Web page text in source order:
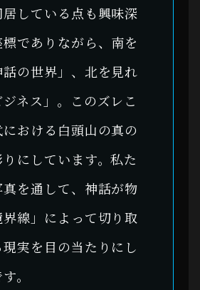
している点も興味深
でありながら、南を
話の世界」、北を見れ
ネス」。このズレこ
おける白頭山の真の
にしています。私た
を通して、神話が物
線」によって切り取
実を目の当たりにし
。